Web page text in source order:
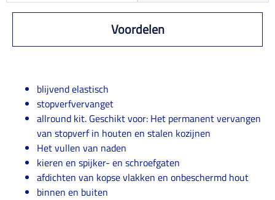
Voordelen
blijvend elastisch
stopverfvervanget
allround kit. Geschikt voor: Het permanent vervangen
van stopverf in houten en stalen kozijnen
Het vullen van naden
kieren en spijker- en schroefgaten
afdichten van kopse vlakken en onbeschermd hout
binnen en buiten